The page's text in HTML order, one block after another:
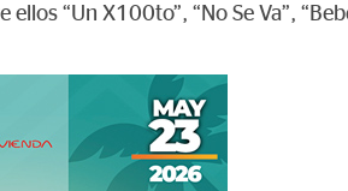
“Un X100to”, “No Se Va”,